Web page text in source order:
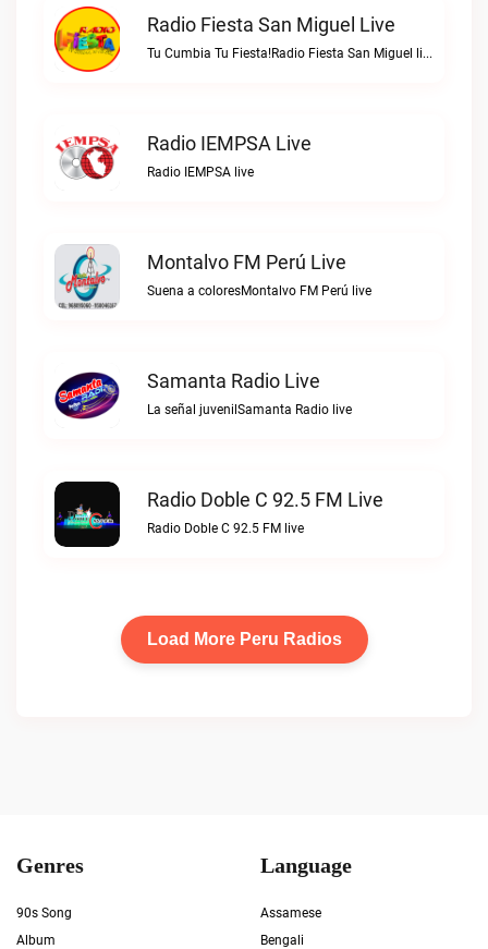
Radio Fiesta San Miguel Live
Tu Cumbia Tu Fiesta!Radio Fiesta San Miguel live
Radio IEMPSA Live
Radio IEMPSA live
Montalvo FM Perú Live
Suena a coloresMontalvo FM Perú live
Samanta Radio Live
La señal juvenilSamanta Radio live
Radio Doble C 92.5 FM Live
Radio Doble C 92.5 FM live
Load More Peru Radios
Genres
90s Song
Album
Language
Assamese
Bengali